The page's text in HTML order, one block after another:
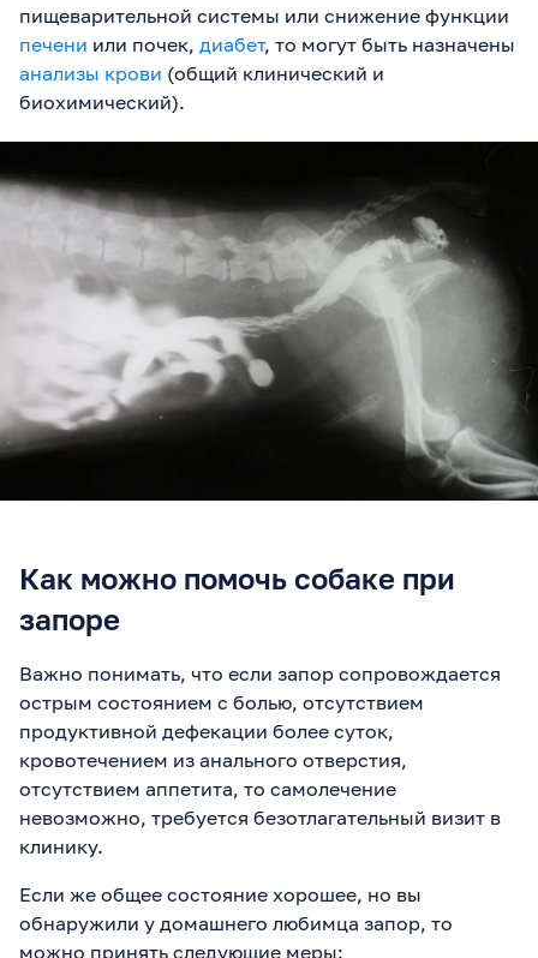
пищеварительной системы или снижение функции
печени или почек, диабет, то могут быть назначены
анализы крови (общий клинический и
биохимический).
Как можно помочь собаке при
запоре
Важно понимать, что если запор сопровождается
острым состоянием с болью, отсутствием
продуктивной дефекации более суток,
кровотечением из анального отверстия,
отсутствием аппетита, то самолечение
невозможно, требуется безотлагательный визит в
клинику.
Если же общее состояние хорошее, но вы
обнаружили у домашнего любимца запор, то
можно принять следующие меры: